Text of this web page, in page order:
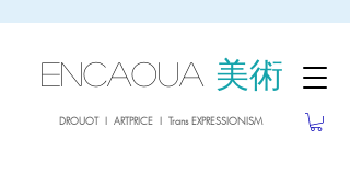
ENCAOUA 美術
DROUOT I ARTPRICE I Trans EXPRESSIONISM